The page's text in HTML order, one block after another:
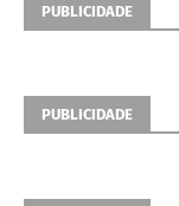
PUBLICIDADE
PUBLICIDADE